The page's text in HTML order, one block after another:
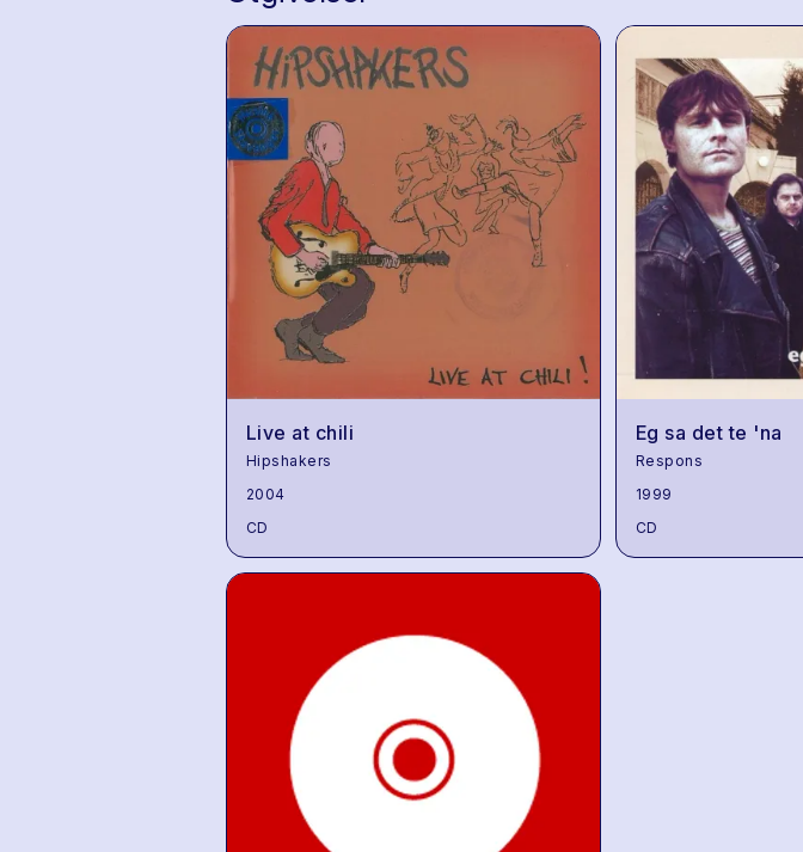
Live at chili
Hipshakers
2004
CD
Eg sa det te 'na
Respons
1999
CD